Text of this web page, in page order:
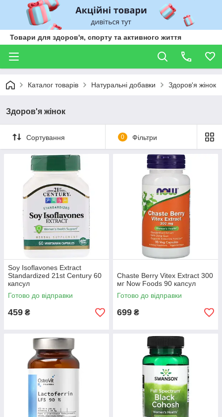
Товари для здоров'я, спорту та активного життя
Каталог товарів Натуральні добавки Здоров'я жінок
Здоров'я жінок
Сортування 0 Фільтри
Soy Isoflavones Extract
Standardized 21st Century 60
капсул
Готово до відправки
459 ₴
Chaste Berry Vitex Extract 300
мг Now Foods 90 капсул
Готово до відправки
699 ₴